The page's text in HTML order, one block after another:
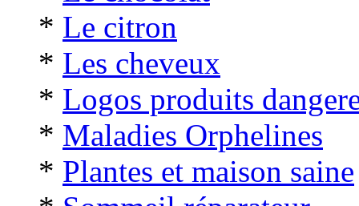
* Le citron
* Les cheveux
* Logos produits
* Maladies Orphelines
* Plantes et maison saine